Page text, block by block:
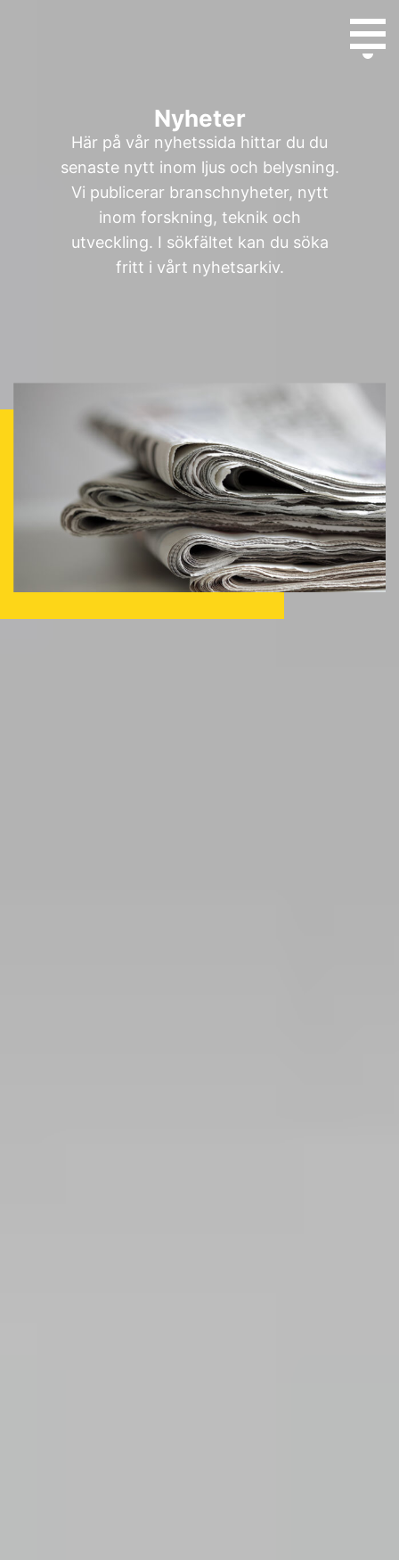
Nyheter
Här på vår nyhetssida hittar du du
senaste nytt inom ljus och belysning.
Vi publicerar branschnyheter, nytt
inom forskning, teknik och
utveckling. I sökfältet kan du söka
fritt i vårt nyhetsarkiv.